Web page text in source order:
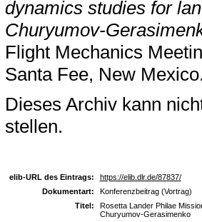
dynamics studies for
Churyumov-
Flight Mechanics
Santa Fee, New
Dieses Archiv kann
stellen.
elib-URL des Eintrags:
https://elib.dlr.de/87837/
Dokumentart:
Konferenzbeitrag (Vortrag)
Titel:
Rosetta Lander Philae
Churyumov-Gerasimenko